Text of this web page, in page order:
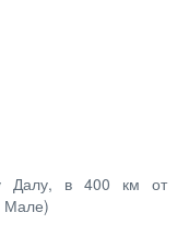
Далу, в 400 км от
Мале)